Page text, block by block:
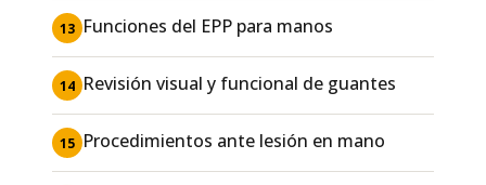
13 Funciones del EPP para manos
14 Revisión visual y funcional de guantes
15 Procedimientos ante lesión en mano